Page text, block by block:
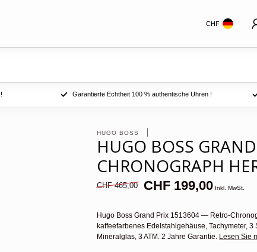
CHF
Garantierte Echtheit 100 % authentische Uhren !
HUGO BOSS
HUGO BOSS
CHRONOGRAPH
CHF 465,00 CHF 199,00 Inkl. MwSt.
Hugo Boss Grand Prix 1513604 — Retro-
kaffeefarbenes Edelstahlgehäuse, Tachymeter,
Mineralglas, 3 ATM. 2 Jahre Garantie. Lesen Sie